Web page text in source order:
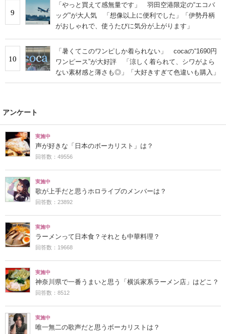
9
「やっと買えて感無量です」 羽田空港限定の“エコバ
ッグ”が大人気 「想像以上に便利でした」「伊勢丹柄
がおしゃれで、使うたびに気分が上がります」
10
「暑くてこのワンピしか着られない」 cocaの“1690円
ワンピース”が大好評 「涼しく着られて、シワがよら
ない素材感と薄さも◎」「大好きすぎて色違いも購入」
アンケート
実施中
声が好きな「日本のボーカリスト」は？
回答数：49556
実施中
歌が上手だと思うホロライブのメンバーは？
回答数：23892
実施中
ラーメンって日本食？それとも中華料理？
回答数：19668
実施中
神奈川県で一番うまいと思う「横浜家系ラーメン店」はどこ？
回答数：8512
実施中
唯一無二の歌声だと思うボーカリストは？